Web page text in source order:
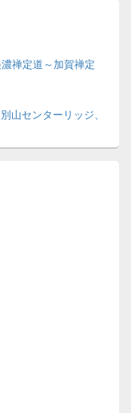
禅定道～加賀禅定
センターリッジ、